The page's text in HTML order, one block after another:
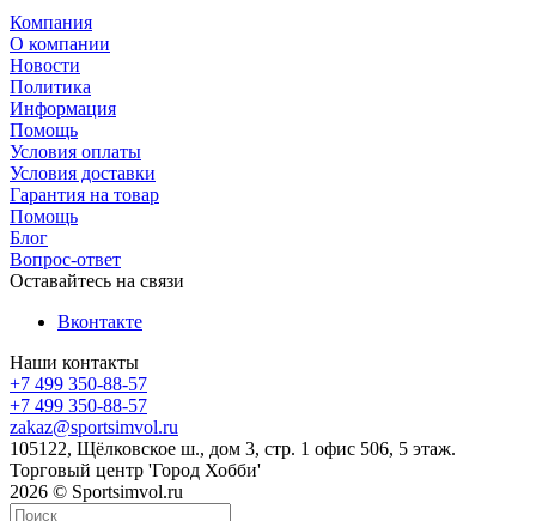
Компания
О компании
Новости
Политика
Информация
Помощь
Условия оплаты
Условия доставки
Гарантия на товар
Помощь
Блог
Вопрос-ответ
Оставайтесь на связи
Вконтакте
Наши контакты
+7 499 350-88-57
+7 499 350-88-57
zakaz@sportsimvol.ru
105122, Щёлковское ш., дом 3, стр. 1 офис 506, 5 этаж.
Торговый центр 'Город Хобби'
2026 © Sportsimvol.ru